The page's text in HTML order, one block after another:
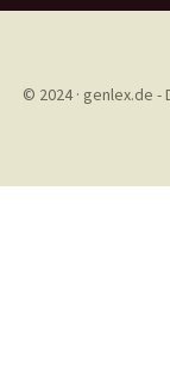
© 2024 · genlex.de